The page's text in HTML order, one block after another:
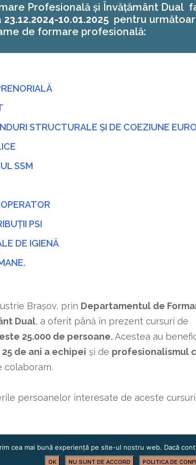
Profesională și Învățământ Dual
23.12.2024-10.01.2025 pentru
de formare profesională:
STRUCTURALE ȘI DE COEZIUNE
SSM
PSI
DE IGIENĂ
Brașov, prin Departamentul de
Dual, a oferit până în prezent cursuri de
25.000 de persoane.Acestea au
de ani a echipei și de profesionalismul
colaboram.
persoanelor interesate de aceste cursuri.
cea mai bună experiență pe site-ul nostru web. Dacă
OK NU SUNT DE ACCORD POLITICA DE